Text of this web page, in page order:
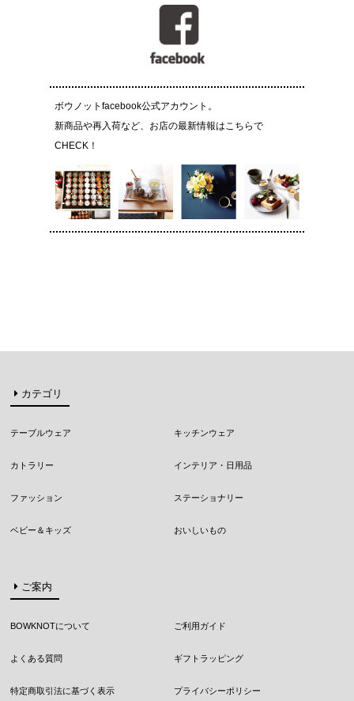
ボウノットfacebook公式アカウント。
新商品や再入荷など、お店の最新情報はこちらで
CHECK！
カテゴリ
テーブルウェア キッチンウェア
カトラリー インテリア・日用品
ファッション ステーショナリー
ベビー＆キッズ おいしいもの
ご案内
BOWKNOTについて ご利用ガイド
よくある質問 ギフトラッピング
特定商取引法に基づく表示 プライバシーポリシー